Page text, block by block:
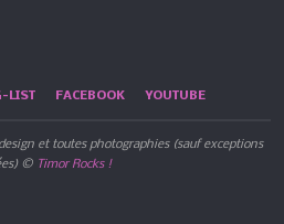
LIST FACEBOOK YOUTUBE
et toutes photographies (sauf exceptions
© Timor Rocks !